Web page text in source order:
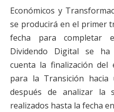
Económicos y
se producirá en el primer
fecha para completar
Dividendo Digital se ha
cuenta la finalización del
para la Transición hacia
después de analizar la
realizados hasta la fecha